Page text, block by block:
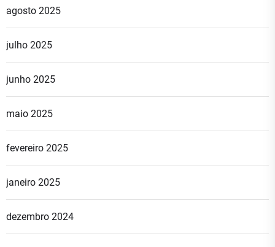
agosto 2025
julho 2025
junho 2025
maio 2025
fevereiro 2025
janeiro 2025
dezembro 2024